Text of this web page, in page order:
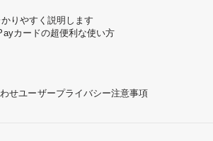
りやすく説明します
カードの超便利な使い方
せユーザープライバシー注意事項